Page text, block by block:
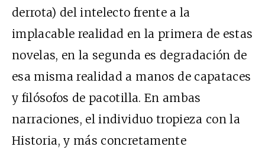
derrota) del intelecto frente a la
implacable realidad en la primera de estas
novelas, en la segunda es degradación de
esa misma realidad a manos de capataces
y filósofos de pacotilla. En ambas
narraciones, el individuo tropieza con la
Historia, y más concretamente